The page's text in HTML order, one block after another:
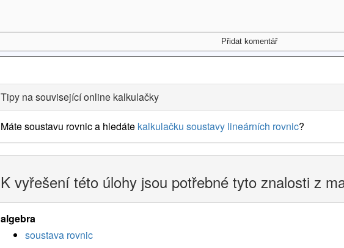
Tipy na související online kalkulačky
Máte soustavu rovnic a hledáte kalkulačku soustavy lineárních rovnic?
K vyřešení této úlohy jsou potřebné tyto znalosti z
algebra
soustava rovnic